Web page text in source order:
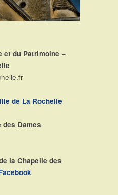
et du Patrimoine –
de La Rochelle
des Dames
la Chapelle des